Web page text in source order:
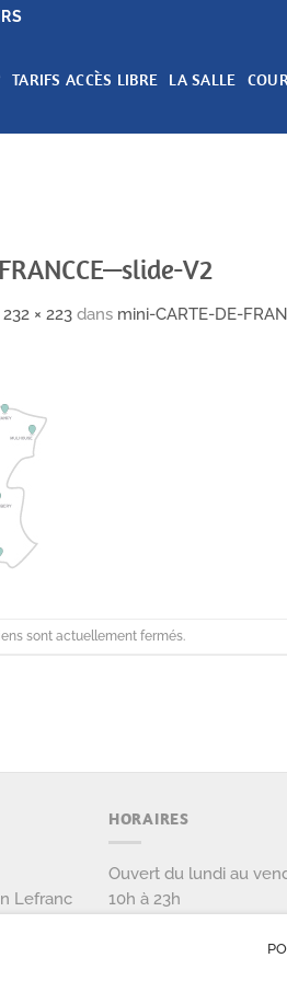
TARIFS ACCÈS LIBRE LA SALLE
V2
232 × 223 dans mini-CARTE-DE-
sont actuellement fermés.
Lefranc
HORAIRES
Ouvert du lundi au
10h à 23h